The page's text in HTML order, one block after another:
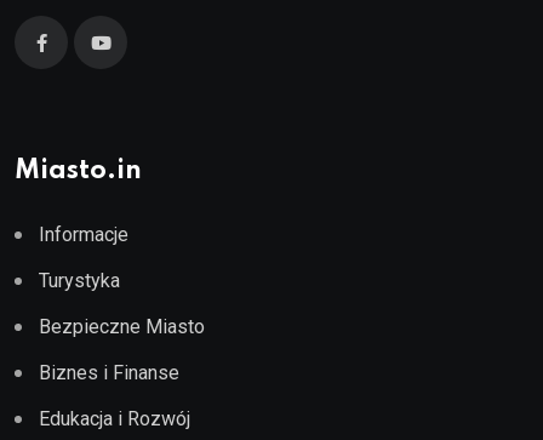
Miasto.in
Informacje
Turystyka
Bezpieczne Miasto
Biznes i Finanse
Edukacja i Rozwój